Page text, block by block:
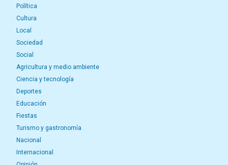
Política
Cultura
Local
Sociedad
Social
Agricultura y medio ambiente
Ciencia y tecnología
Deportes
Educación
Fiestas
Turismo y gastronomía
Nacional
Internacional